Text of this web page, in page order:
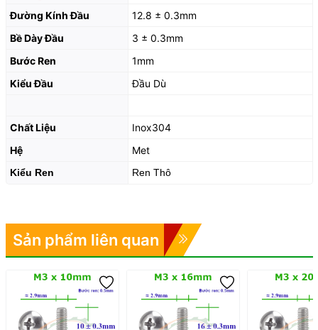
Đường Kính Đầu
12.8 ± 0.3mm
Bề Dày Đầu
3 ± 0.3mm
Bước Ren
1mm
Kiểu Đầu
Đầu Dù
Chất Liệu
Inox304
Hệ
Met
Kiểu Ren Ren Thô
Sản phẩm liên quan